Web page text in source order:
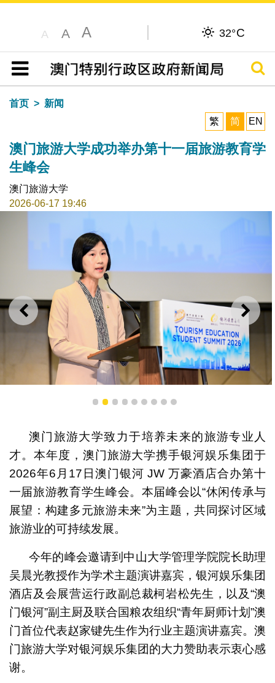
A A A 32°C
目录
搜寻
首页
新闻
繁
简 EN
澳门旅游大学成功举办第十一届旅游教育学
生峰会
澳门旅游大学
2026-06-17 19:46
上一则 下一
澳门旅游大学副校长吕剑英博士
1 2 3 4 5 6 7 8 9
澳门旅游大学致力于培养未来的旅游专业人
才。本年度，澳门旅游大学携手银河娱乐集团于
2026年6月17日澳门银河 JW 万豪酒店合办第十
一届旅游教育学生峰会。本届峰会以“休闲传承与
展望：构建多元旅游未来”为主题，共同探讨区域
旅游业的可持续发展。
今年的峰会邀请到中山大学管理学院院长助理
吴晨光教授作为学术主题演讲嘉宾，银河娱乐集团
酒店及会展营运行政副总裁柯岩松先生，以及“澳
门银河”副主厨及联合国粮农组织“青年厨师计划”澳
门首位代表赵家键先生作为行业主题演讲嘉宾。澳
门旅游大学对银河娱乐集团的大力赞助表示衷心感
谢。